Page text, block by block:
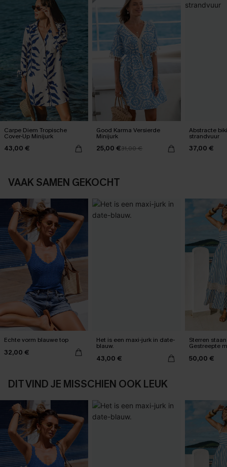
Carpe Diem Tropische
Cover-Up Minijurk
43,00 €
Good Karma Versierde
Minijurk
25,00 €31,00 €
Abstracte
strandvuur
37,00 €
VAAK SAMEN GEKOCHT
Echte vorm blauwe top
32,00 €
Het is een maxi-jurk in date-
blauw.
43,00 €
Sterren
Gestreepte
50,00 €
DIT VIND JE MISSCHIEN OOK LEUK